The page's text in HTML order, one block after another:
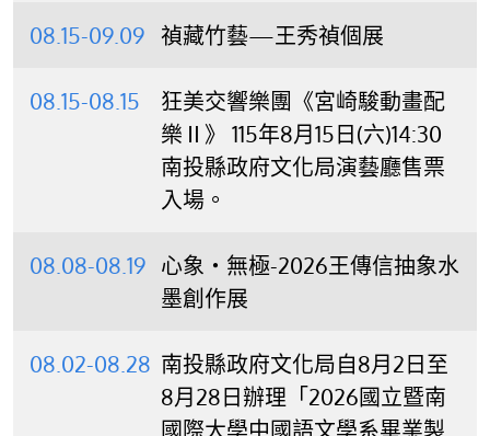
08.15-09.09 禎藏竹藝—王秀禎個展
08.15-08.15
狂美交響樂團《宮崎駿動畫配
樂Ⅱ》 115年8月15日(六)14:30
南投縣政府文化局演藝廳售票
入場。
08.08-08.19 心象‧無極-2026王傳信抽象水
墨創作展
08.02-08.28 南投縣政府文化局自8月2日至
8月28日辦理「2026國立暨南
國際大學中國語文學系畢業製